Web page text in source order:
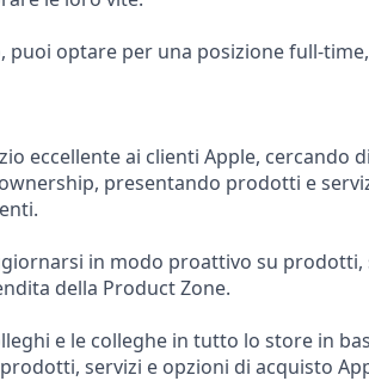
puoi optare per una posizione full-
eccellente ai clienti Apple, cercando
presentando prodotti e
in modo proattivo su
della Product Zone.
e le colleghe in tutto lo store in
servizi e opzioni di acquisto